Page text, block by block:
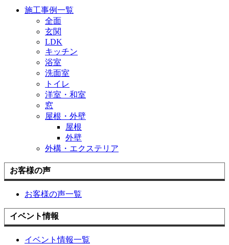
施工事例一覧
全面
玄関
LDK
キッチン
浴室
洗面室
トイレ
洋室・和室
窓
屋根・外壁
屋根
外壁
外構・エクステリア
お客様の声
お客様の声一覧
イベント情報
イベント情報一覧